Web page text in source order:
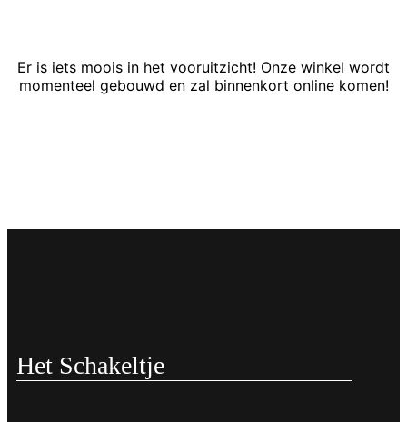
Er is iets moois in het vooruitzicht! Onze winkel wordt
momenteel gebouwd en zal binnenkort online komen!
Het Schakeltje